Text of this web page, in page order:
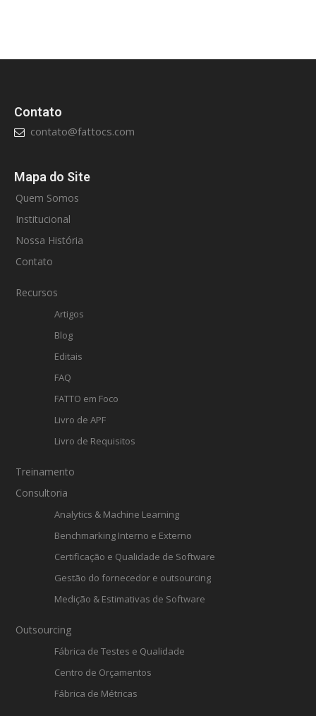
Contato
contato@fattocs.com
Mapa do Site
Quem Somos
Institucional
Nossa História
Contato
Recursos
Artigos
Blog
Editais
FAQ
FATTO em Foco
Livro de APF
Livro de Requisitos
Treinamento
Consultoria
Analytics & Machine Learning
Benchmarking Interno e Externo
Certificação e Qualidade de Software
Gestão do fornecedor e outsourcing
Medição & Estimativas de Software
Outsourcing
Fábrica de Testes e Qualidade
Centro de Orçamentos
Fábrica de Métricas